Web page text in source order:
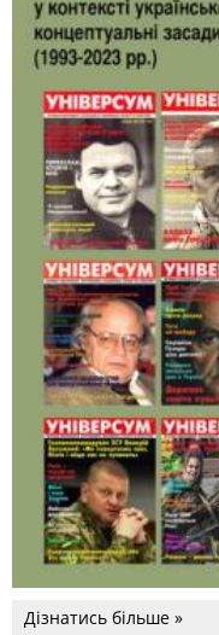
Дізнатись більше »